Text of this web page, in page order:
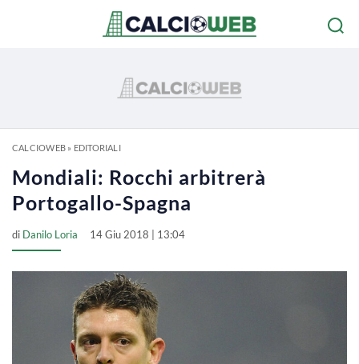
CALCIOWEB» EDITORIALI
Mondiali: Rocchi arbitrerà
Portogallo-Spagna
di Danilo Loria 14 Giu 2018 | 13:04